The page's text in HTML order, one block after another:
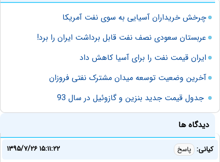
چرخش خریداران آسیایی به سوی نفت آمریکا
عربستان سعودی‌ نصف نفت قابل برداشت ایران را برد!
ایران قیمت نفت را برای آسیا کاهش داد
آخرین وضعیت توسعه میدان مشترک نفتی فروزان
جدول قیمت جدید بنزین و گازوئیل در سال 93
دیدگاه ها
کیانی: پاسخ
۱۳۹۵/۷/۲۶ ۱۵:۱۱:۲۲